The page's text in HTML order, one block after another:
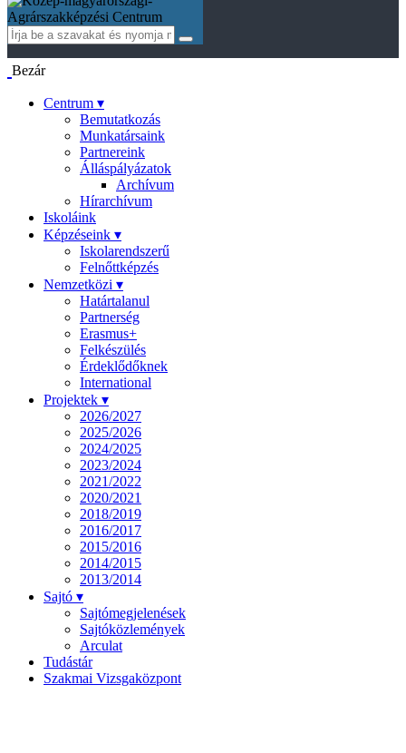
Bezár
Centrum ▾
Bemutatkozás
Munkatársaink
Partnereink
Álláspályázatok
Archívum
Hírarchívum
Iskoláink
Képzéseink ▾
Iskolarendszerű
Felnőttképzés
Nemzetközi ▾
Határtalanul
Partnerség
Erasmus+
Felkészülés
Érdeklődőknek
International
Projektek ▾
2026/2027
2025/2026
2024/2025
2023/2024
2021/2022
2020/2021
2018/2019
2016/2017
2015/2016
2014/2015
2013/2014
Sajtó ▾
Sajtómegjelenések
Sajtóközlemények
Arculat
Tudástár
Szakmai Vizsgaközpont